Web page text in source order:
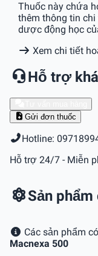
Thuốc này chứa
thêm thông tin
dược động học
Xem chi tiết
Hỗ trợ
Gửi đơn thuốc
Hotline:
Hỗ trợ 24/7 - Miễn
Sản
Các sản phẩm
Macnexa 500